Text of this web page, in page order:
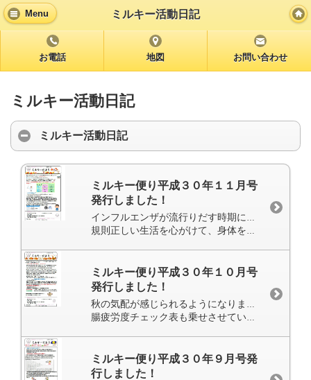
Menu ミルキー活動日記
お電話 地図 お問い合わせ
ミルキー活動日記
ミルキー活動日記
ミルキー便り平成３０年１１月号
発行しました！
インフルエンザが流行りだす時期になってきました。そのため、今回のミルキーだよりはいろんな感染症について記載させたいただきました。
規則正しい生活を心がけて、身体をウイルスから守りましょう(^_-)-☆
ミルキー便り平成３０年１０月号
発行しました！
腸疲労度チェック表も乗せさせていただいたので、ぜひやってみて下さい(^^)/
ミルキー便り平成３０年９月号発
行しました！